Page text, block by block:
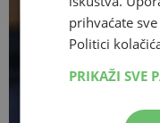
prihvaćate
Politici
PRIKAŽI SVE